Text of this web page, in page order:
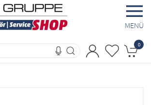
MENÜ
0